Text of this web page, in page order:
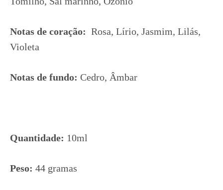
Notas de coração: Rosa, Lírio, Jasmim, Lilás,
Violeta
Notas de fundo: Cedro, Âmbar
Quantidade: 10ml
Peso: 44 gramas